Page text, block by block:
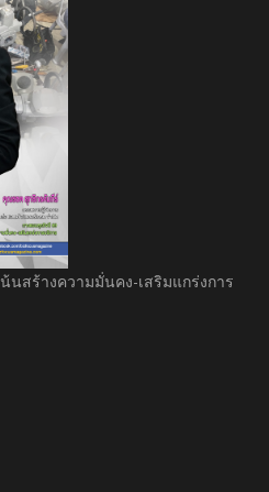
นสร้างความมั่นคง-เสริมแกร่งการ